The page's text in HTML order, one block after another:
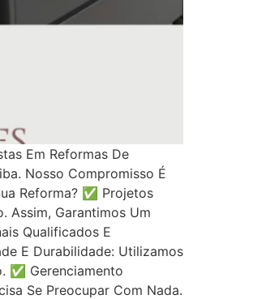
Em Reformas De
Nosso Compromisso É
Reforma? ✅ Projetos
Assim, Garantimos Um
Qualificados E
E Durabilidade: Utilizamos
✅ Gerenciamento
Se Preocupar Com Nada.